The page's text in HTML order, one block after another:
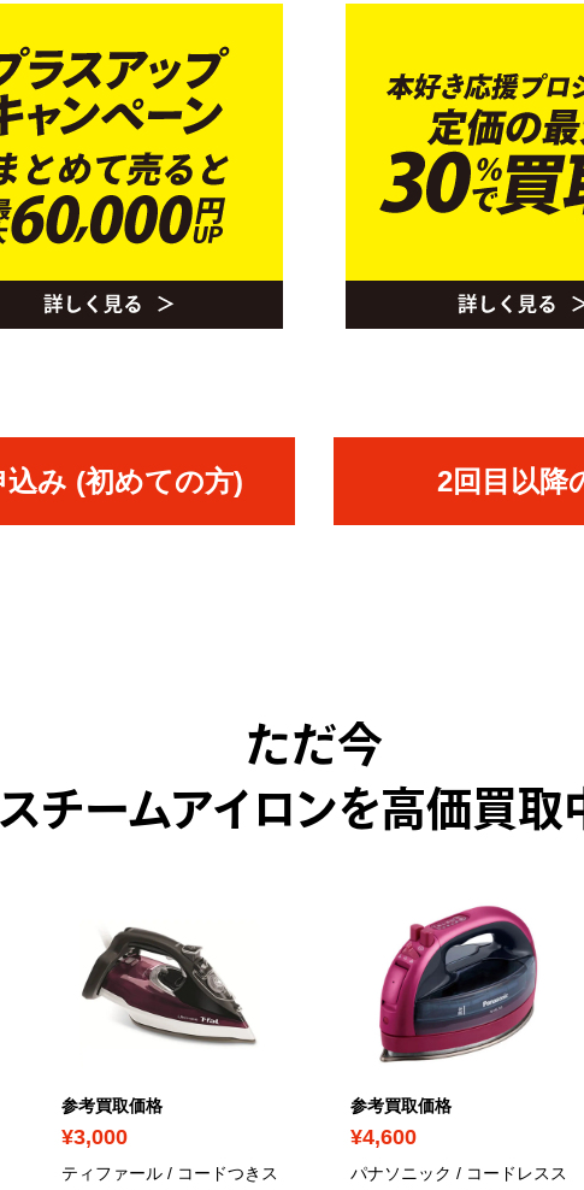
み (初めての方) 2回目以降
ただ今
スチームアイロンを高価買取
参考買取価格
¥3,000
ティファール / コードつきス
参考買取価格
¥4,600
パナソニック / コードレスス